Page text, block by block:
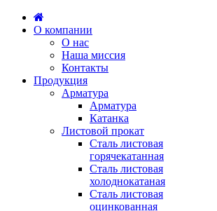
О компании
О нас
Наша миссия
Контакты
Продукция
Арматура
Арматура
Катанка
Листовой прокат
Сталь листовая
горячекатанная
Сталь листовая
холоднокатаная
Сталь листовая
оцинкованная